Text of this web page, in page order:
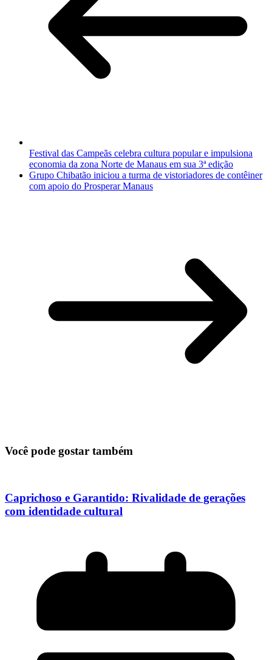
Festival das Campeãs celebra cultura popular e impulsiona
economia da zona Norte de Manaus em sua 3ª edição
Grupo Chibatão iniciou a turma de vistoriadores de contêiner
com apoio do Prosperar Manaus
Você pode gostar também
Caprichoso e Garantido: Rivalidade de gerações
com identidade cultural